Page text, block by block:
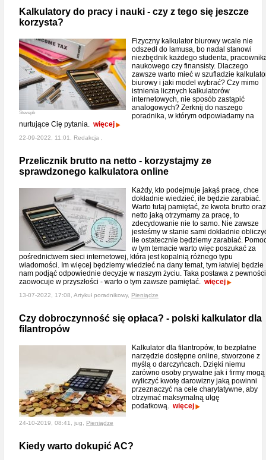
Kalkulatory do pracy i nauki - czy z tego się jeszcze
korzysta?
Stevepb
Fizyczny kalkulator biurowy wcale nie
odszedł do lamusa, bo nadal stanowi
niezbędnik każdego studenta,
naukowego czy finansisty. Dlaczego
zawsze warto mieć w szufladzie
biurowy i jaki model wybrać? Czy mimo
istnienia licznych kalkulatorów
internetowych, nie sposób zastąpić
analogowych? Zerknij do naszego
poradnika, w którym odpowiadamy na
nurtujące Cię pytania. więcej
22-09-2022, 11:01, Redakcja ,
Przelicznik brutto na netto - korzystajmy ze
sprawdzonego kalkulatora online
Każdy, kto podejmuje jakąś pracę, chce
dokładnie wiedzieć, ile będzie zarabiać.
Warto tutaj pamiętać, że kwota brutto oraz
netto jaką otrzymamy za pracę, to
zdecydowanie nie to samo. Nie zawsze
jesteśmy w stanie sami dokładnie
ile ostatecznie będziemy zarabiać.
w tym temacie warto więc poszukać za
pośrednictwem sieci internetowej, która jest kopalnią różnego typu
wiadomości. Im więcej będziemy wiedzieć na dany temat, tym łatwiej będzie
nam podjąć odpowiednie decyzje w naszym życiu. Taka postawa z
zaowocuje w przyszłości - warto o tym zawsze pamiętać. więcej
13-07-2022, 17:08, Artykuł poradnikowy, Pieniądze
Czy dobroczynność się opłaca? - polski kalkulator dla
filantropów
Kalkulator dla filantropów, to bezpłatne
narzędzie dostępne online, stworzone z
myślą o darczyńcach. Dzięki niemu
zarówno osoby prywatne jak i firmy mogą
wyliczyć kwotę darowizny jaką powinni
przeznaczyć na cele charytatywne, aby
otrzymać maksymalną ulgę
podatkową. więcej
24-10-2019, 08:41, jug, Pieniądze
Kiedy warto dokupić AC?